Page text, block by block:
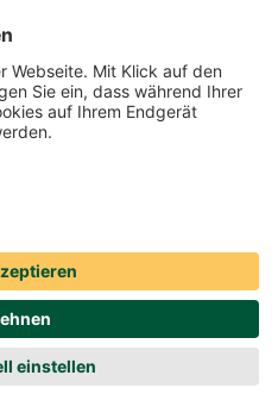
AG angeboten.
oder einen Nachfolger
und Rechtsanwälte,
.
Welche
App der